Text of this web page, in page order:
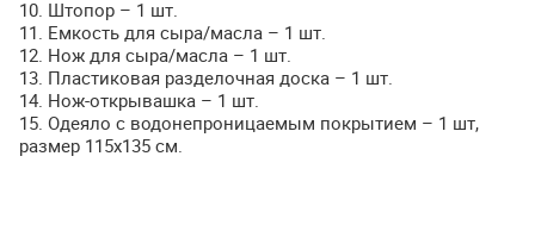
10. Штопор – 1 шт.
11. Емкость для сыра/масла – 1 шт.
12. Нож для сыра/масла – 1 шт.
13. Пластиковая разделочная доска – 1 шт.
14. Нож-открывашка – 1 шт.
15. Одеяло с водонепроницаемым покрытием – 1 шт,
размер 115х135 см.